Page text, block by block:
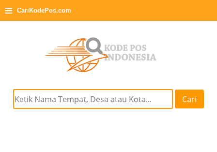
≡ CariKodePos.com
Cari